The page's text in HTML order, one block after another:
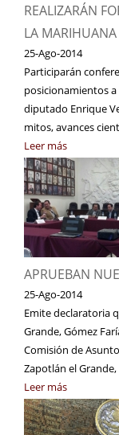
REALIZARÁN
LA MARIHUANA
25-Ago-2014
Participarán
posicionamientos
diputado Enrique
mitos, avances
Leer más
APRUEBAN
25-Ago-2014
Emite declaratoria
Grande, Gómez
Comisión de
Zapotlán el
Leer más